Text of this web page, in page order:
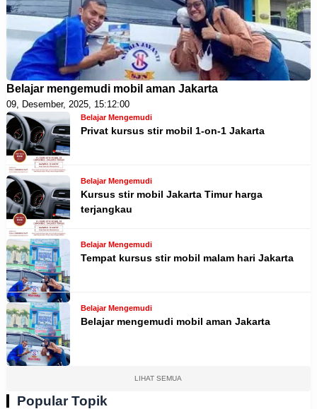
Belajar mengemudi mobil aman Jakarta
09, Desember, 2025, 15:12:00
Belajar Mengemudi
Privat kursus stir mobil 1-on-1 Jakarta
Belajar Mengemudi
Kursus stir mobil Jakarta Timur harga
terjangkau
Belajar Mengemudi
Tempat kursus stir mobil malam hari Jakarta
Belajar Mengemudi
Belajar mengemudi mobil aman Jakarta
LIHAT SEMUA
Popular Topik